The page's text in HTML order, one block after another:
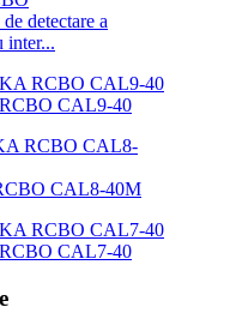
detectare a
inter...
CAL9-40
CAL8-40M
CAL7-40